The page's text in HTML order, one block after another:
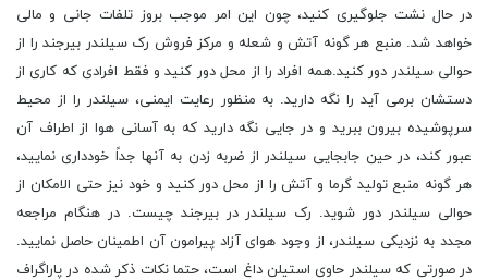
در حال نشت جلوگیری کنید، چون این امر موجب بروز تلفات جانی و مالی
خواهد شد. منبع هر گونه آتش و شعله و مرکز فروش رک سیلندر بیرجند را از
حوالی سیلندر دور کنید.همه افراد را از محل دور کنید و فقط افرادی که کاری از
دستشان برمی‏ آید را نگه دارید. به منظور رعایت ایمنی، سیلندر را از محیط
سرپوشیده بیرون ببرید و در جایی نگه دارید که به آسانی هوا از اطراف آن
عبور کند، در حین جابجایی سیلندر از ضربه زدن به آنها جداً خودداری نمایید،
هر گونه منبع تولید گرما و آتش را از محل دور کنید و خود نیز حتی‏ الامکان از
حوالی سیلندر دور شوید. رک سیلندر در بیرجند چیست. در هنگام مراجعه
مجدد به نزدیکی سیلندر، از وجود هوای آزاد پیرامون آن اطمینان حاصل نمایید.
در صورتی که سیلندر حاوی استیلن داغ است، حتما نکات ذکر شده در پاراگراف